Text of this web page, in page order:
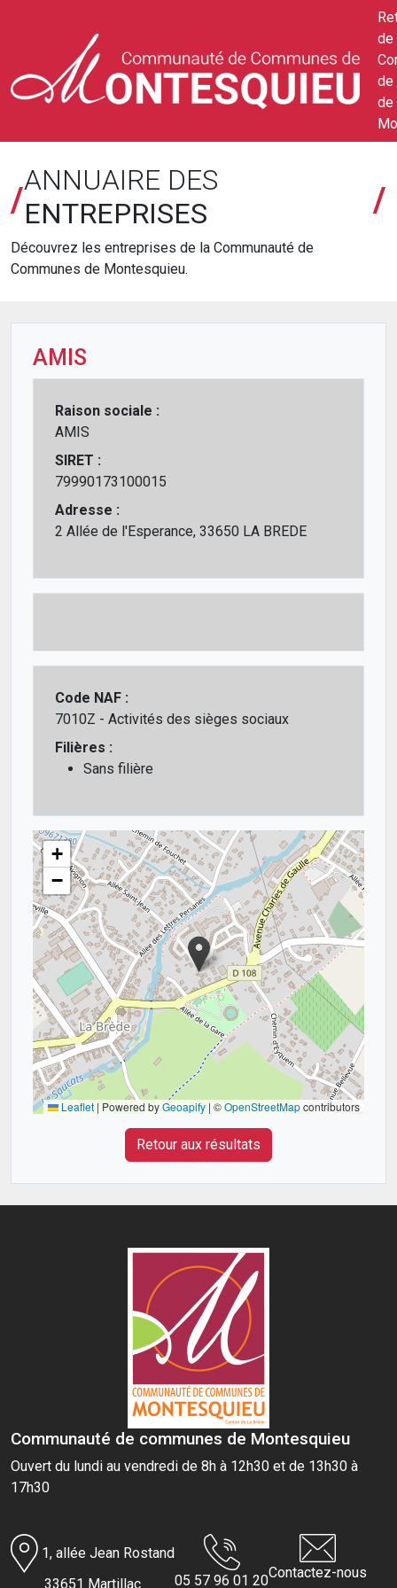
de
de
de
/ANNUAIRE DES
ENTREPRISES
/
Découvrez les entreprises de la Communauté de
Communes de Montesquieu.
AMIS
Raison sociale :
AMIS
SIRET :
79990173100015
Adresse :
2 Allée de l'Esperance, 33650 LA BREDE
Code NAF :
7010Z - Activités des sièges sociaux
Filières :
Sans filière
+
−
Leaflet | Powered byGeoapify | ©OpenStreetMapcontributors
Retour aux résultats
Communauté de communes de Montesquieu
Ouvert du lundi au vendredi de 8h à 12h30 et de 13h30 à
17h30
1, allée Jean Rostand
33651 Martillac
05 57 96 01 20Contactez-nous